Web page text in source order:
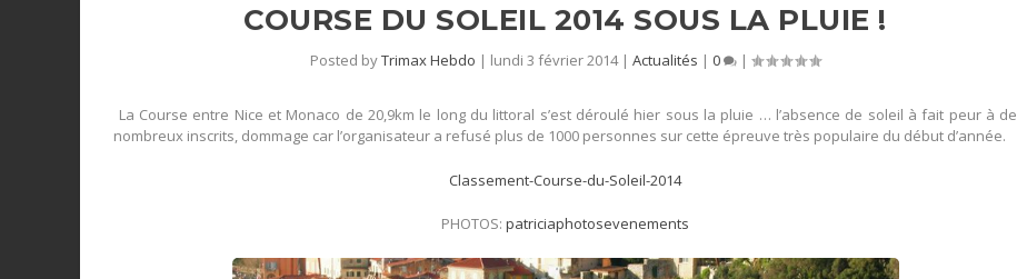
COURSE DU SOLEIL 2014 SOUS LA PLUIE !
Posted byTrimax Hebdo | lundi 3 février 2014|Actualités |0 |
La Course entre Nice et Monaco de 20,9km le long du littoral s’est déroulé hier sous la pluie … l’absence de soleil à fait peur à de
nombreux inscrits, dommage car l’organisateur a refusé plus de 1000 personnes sur cette épreuve très populaire du début d’année.
Classement-Course-du-Soleil-2014
PHOTOS:patriciaphotosevenements